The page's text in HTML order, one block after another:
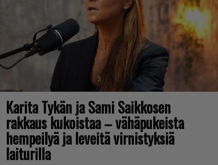
Karita Tykän ja Sami Saikkosen
rakkaus kukoistaa – vähäpukeista
hempeilyä ja leveitä virnistyksiä
laiturilla